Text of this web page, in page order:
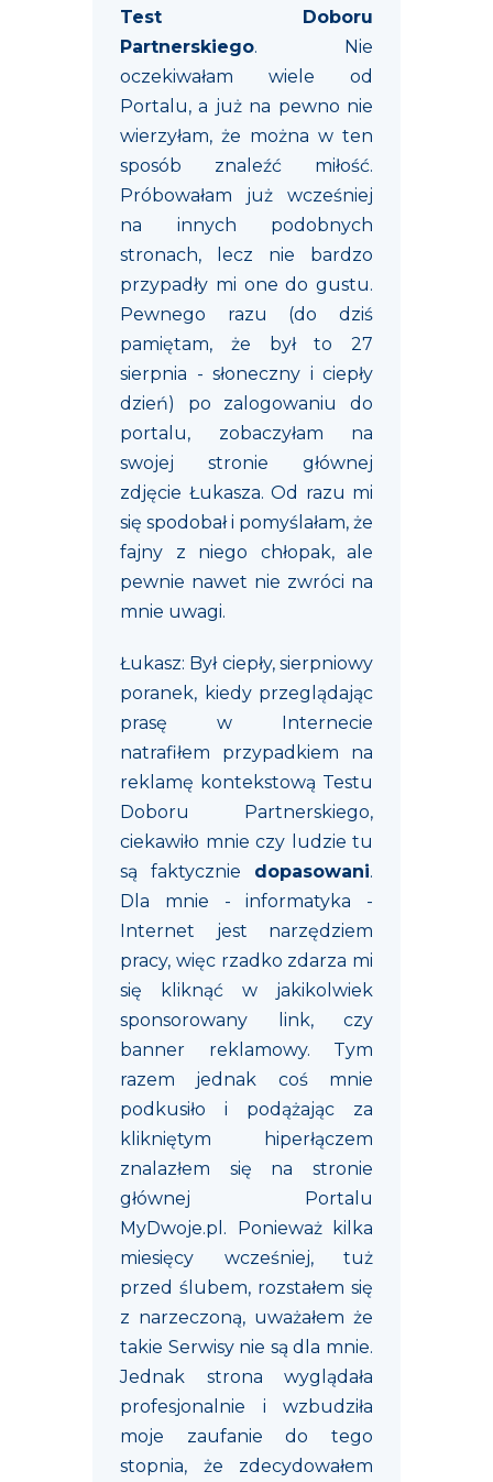
Test Doboru
Partnerskiego. Nie
oczekiwałam wiele od
Portalu, a już na pewno nie
wierzyłam, że można w ten
sposób znaleźć miłość.
Próbowałam już wcześniej
na innych podobnych
stronach, lecz nie bardzo
przypadły mi one do gustu.
Pewnego razu (do dziś
pamiętam, że był to 27
sierpnia - słoneczny i ciepły
dzień) po zalogowaniu do
portalu, zobaczyłam na
swojej stronie głównej
zdjęcie Łukasza. Od razu mi
się spodobał i pomyślałam, że
fajny z niego chłopak, ale
pewnie nawet nie zwróci na
mnie uwagi.
Łukasz: Był ciepły, sierpniowy
poranek, kiedy przeglądając
prasę w Internecie
natrafiłem przypadkiem na
reklamę kontekstową Testu
Doboru Partnerskiego,
ciekawiło mnie czy ludzie tu
są faktycznie dopasowani.
Dla mnie - informatyka -
Internet jest narzędziem
pracy, więc rzadko zdarza mi
się kliknąć w jakikolwiek
sponsorowany link, czy
banner reklamowy. Tym
razem jednak coś mnie
podkusiło i podążając za
klikniętym hiperłączem
znalazłem się na stronie
głównej Portalu
MyDwoje.pl. Ponieważ kilka
miesięcy wcześniej, tuż
przed ślubem, rozstałem się
z narzeczoną, uważałem że
takie Serwisy nie są dla mnie.
Jednak strona wyglądała
profesjonalnie i wzbudziła
moje zaufanie do tego
stopnia, że zdecydowałem